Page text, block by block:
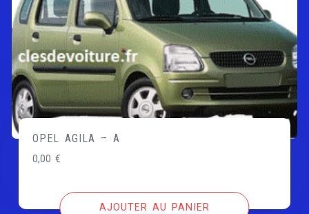
OPEL AGILA – A
0,00€
AJOUTER AU PANIER